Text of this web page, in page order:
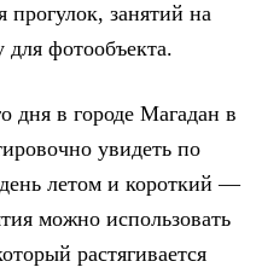
прогулок, занятий на
для фотообъекта.
дня в городе Магадан в
увидеть по
летом и короткий —
можно использовать
растягивается